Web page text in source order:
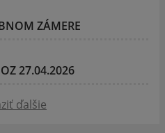
ZÁMERE
27.04.2026
ďalšie